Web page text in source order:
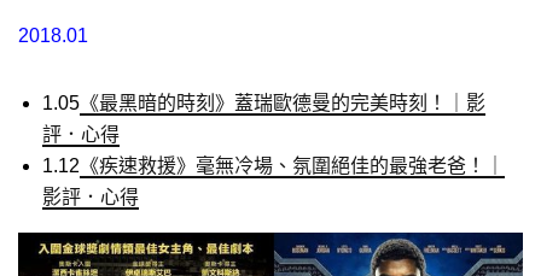
2018.01
1.05 《最黑暗的時刻》蓋瑞歐德曼的完美時刻！｜影
評．心得
1.12 《疾速救援》毫無冷場、氛圍絕佳的最強老爸！｜
影評．心得